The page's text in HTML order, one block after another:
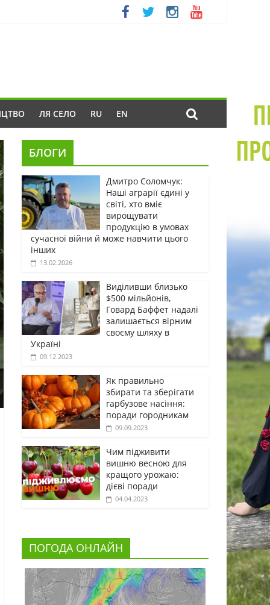
ЛЯ СЕЛО RU EN
БЛОГИ
Дмитро Соломчук:
Наші аграрії єдині у
світі, хто вміє
вирощувати
продукцію в умовах
сучасної війни й може навчити цього
інших
13.02.2026
Виділивши близько
$500 мільйонів,
Говард Баффет надалі
залишається вірним
своєму шляху в
Україні
09.12.2023
Як правильно
збирати та зберігати
гарбузове насіння:
поради городникам
09.09.2023
Чим підживити
вишню весною для
кращого урожаю:
дієві поради
04.04.2023
ПОГОДА ОНЛАЙН